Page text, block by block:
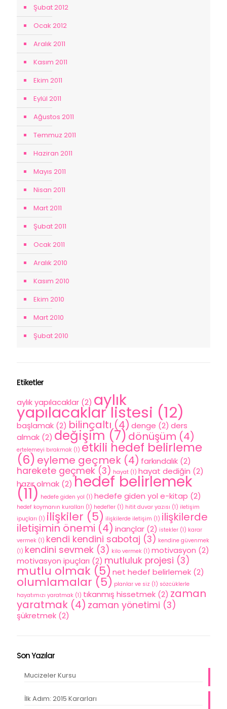
Şubat 2012
Ocak 2012
Aralık 2011
Kasım 2011
Ekim 2011
Eylül 2011
Ağustos 2011
Temmuz 2011
Haziran 2011
Mayıs 2011
Nisan 2011
Mart 2011
Şubat 2011
Ocak 2011
Aralık 2010
Kasım 2010
Ekim 2010
Mart 2010
Şubat 2010
Etiketler
aylık yapılacaklar (2) aylık
yapılacaklar listesi (12)
başlamak (2) bilinçaltı(4) denge (2) ders
almak (2) değişim (7)dönüşüm (4)
ertelemeyi bırakmak (1) etkili hedef belirleme
(6) eyleme geçmek (4) farkındalık (2)
harekete geçmek (3) hayat (1) hayat dediğin (2)
hazır olmak (2) hedef belirlemek
(11) hedefe giden yol (1) hedefe giden yol e-kitap (2)
hedef koymanın kuralları (1) hedefler (1) hitit duvar yazısı (1) iletişim
ipuçları (1) ilişkiler (5) ilişkilerde iletişim (1) ilişkilerde
iletişimin önemi (4) inançlar (2) istekler (1) karar
vermek (1) kendi kendini sabotaj (3) kendine güvenmek
(1) kendini sevmek (3) kilo vermek (1) motivasyon (2)
motivasyon ipuçları (2) mutluluk projesi (3)
mutlu olmak (5) net hedef belirlemek (2)
olumlamalar (5) planlar ve siz (1) sözcüklerle
hayatımızı yaratmak (1) tıkanmış hissetmek (2) zaman
yaratmak (4) zaman yönetimi (3)
şükretmek (2)
Son Yazılar
Mucizeler Kursu
İlk Adım: 2015 Kararları